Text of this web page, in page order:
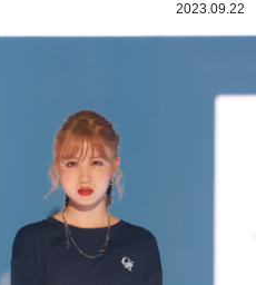
2023.09.22